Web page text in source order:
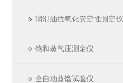
润滑油抗氧化安定性测定仪
饱和蒸气压测定仪
全自动蒸馏试验仪